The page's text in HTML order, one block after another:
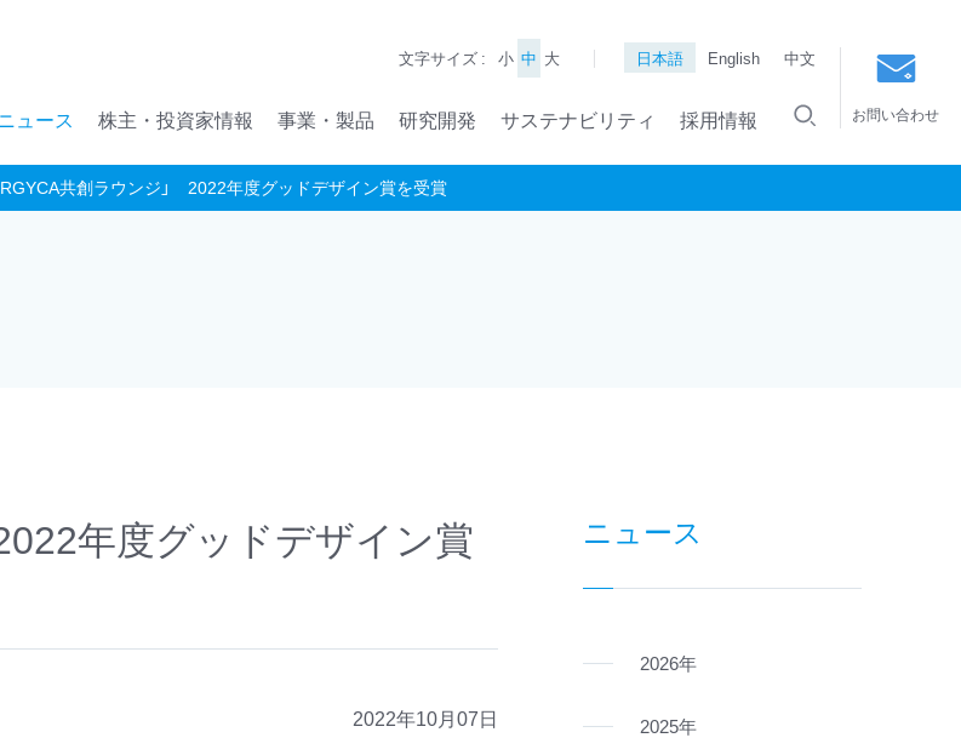
文字サイズ : 小 中 大 日本語 English 中文
ュース 株主・投資家情報 事業・製品 研究開発 サステナビリティ 採用情報 お問い合わせ
共創ラウンジ」 2022年度グッドデザイン賞を受賞
年度グッドデザイン賞
2022年10月07日
ニュース
2026年
2025年